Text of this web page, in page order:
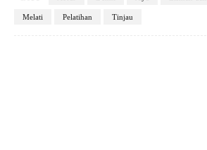
Melati Pelatihan Tinjau